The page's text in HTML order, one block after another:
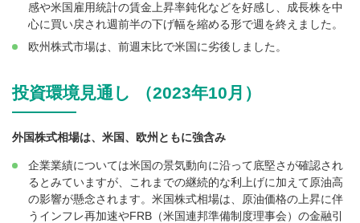
感や米国雇用統計の賃金上昇率鈍化などを好感し、成長株を中
心に買い戻され週前半の下げ幅を縮める形で週を終えました。
欧州株式市場は、前週末比で米国に劣後しました。
投資環境見通し （2023年10月）
外国株式相場は、米国、欧州ともに強含み
企業業績については米国の景気動向に沿って底堅さが確認され
るとみていますが、これまでの継続的な利上げに加えて原油高
の影響が懸念されます。米国株式相場は、原油価格の上昇に伴
うインフレ再加速やFRB（米国連邦準備制度理事会）の金融引